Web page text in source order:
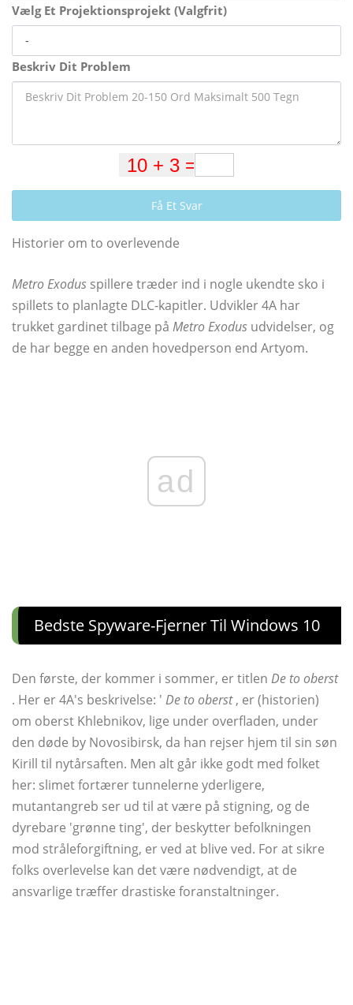
Vælg Et Projektionsprojekt (Valgfrit)
Beskriv Dit Problem
Få Et Svar
Historier om to overlevende
Metro Exodus spillere træder ind i nogle ukendte sko i
spillets to planlagte DLC-kapitler. Udvikler 4A har
trukket gardinet tilbage på Metro Exodus udvidelser, og
de har begge en anden hovedperson end Artyom.
ad
Bedste Spyware-Fjerner Til Windows 10
Den første, der kommer i sommer, er titlen De to oberst
. Her er 4A's beskrivelse: ' De to oberst, er (historien)
om oberst Khlebnikov, lige under overfladen, under
den døde by Novosibirsk, da han rejser hjem til sin søn
Kirill til nytårsaften. Men alt går ikke godt med folket
her: slimet fortærer tunnelerne yderligere,
mutantangreb ser ud til at være på stigning, og de
dyrebare 'grønne ting', der beskytter befolkningen
mod stråleforgiftning, er ved at blive ved. For at sikre
folks overlevelse kan det være nødvendigt, at de
ansvarlige træffer drastiske foranstaltninger.